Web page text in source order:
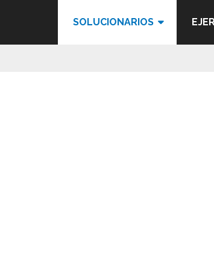
SOLUCIONARIOS